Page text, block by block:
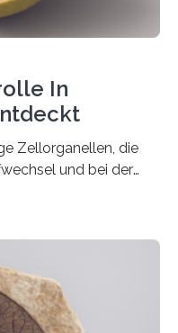
In
Zellorganellen, die
und bei der
Enzyme präzise in
Prof. Dr. Ralf Erdmann
nun einen bislang
des
in der Bäckerhefe